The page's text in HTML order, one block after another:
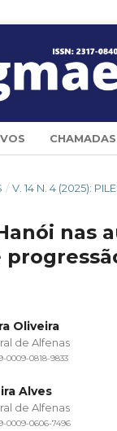
/ V. 14 N. 4 (2025):
nas
Oliveira
de Alfenas
0009-0818-9833
Alves
de Alfenas
0009-0606-7496